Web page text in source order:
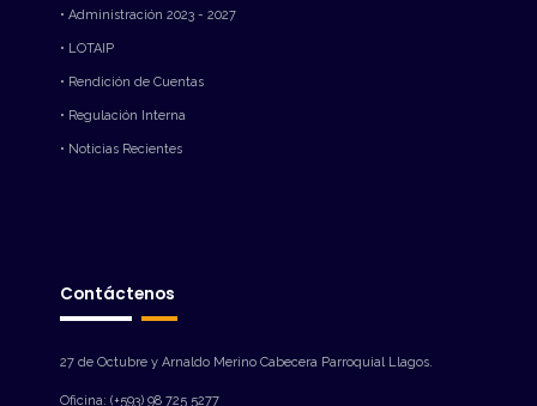
• Administración 2023 - 2027
• LOTAIP
• Rendición de Cuentas
• Regulación Interna
• Noticias Recientes
Contáctenos
27 de Octubre y Arnaldo Merino Cabecera Parroquial Llagos.
Oficina: (+593) 98 725 5277